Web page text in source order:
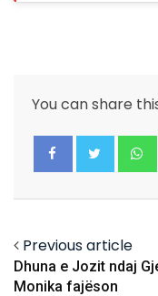
You can share
Previous article
Dhuna e Jozit ndaj
Monika fajëson